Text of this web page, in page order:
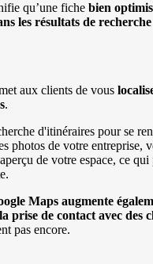
qu’une fiche bien
les résultats de
aux clients de vous
.
d'itinéraires pour se
photos de votre entreprise,
de votre espace, ce qui
Maps augmente
prise de contact avec des
pas encore.